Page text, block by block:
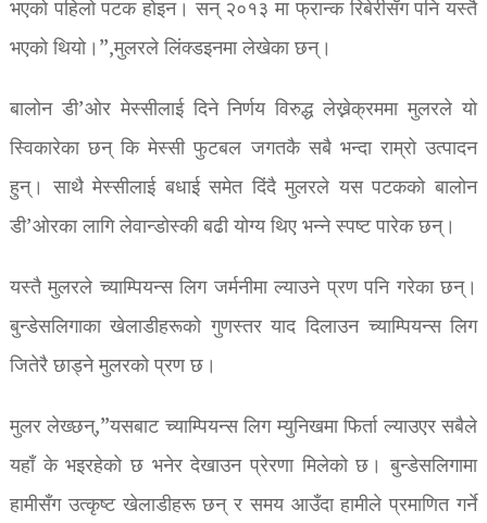
भएको पहिलो पटक होइन। सन् २०१३ मा फ्रान्क रिबेरीसँग पनि यस्तै
भएको थियो।”,मुलरले लिंक्डइनमा लेखेका छन्।
बालोन डी’ओर मेस्सीलाई दिने निर्णय विरुद्ध लेख्नेक्रममा मुलरले यो
स्विकारेका छन् कि मेस्सी फुटबल जगतकै सबै भन्दा राम्रो उत्पादन
हुन्। साथै मेस्सीलाई बधाई समेत दिंदै मुलरले यस पटकको बालोन
डी’ओरका लागि लेवान्डोस्की बढी योग्य थिए भन्ने स्पष्ट पारेक छन्।
यस्तै मुलरले च्याम्पियन्स लिग जर्मनीमा ल्याउने प्रण पनि गरेका छन्।
बुन्डेसलिगाका खेलाडीहरूको गुणस्तर याद दिलाउन च्याम्पियन्स लिग
जितेरै छाड्ने मुलरको प्रण छ।
मुलर लेख्छन्,”यसबाट च्याम्पियन्स लिग म्युनिखमा फिर्ता ल्याउएर सबैले
यहाँ के भइरहेको छ भनेर देखाउन प्रेरणा मिलेको छ। बुन्डेसलिगामा
हामीसँग उत्कृष्ट खेलाडीहरू छन् र समय आउँदा हामीले प्रमाणित गर्ने